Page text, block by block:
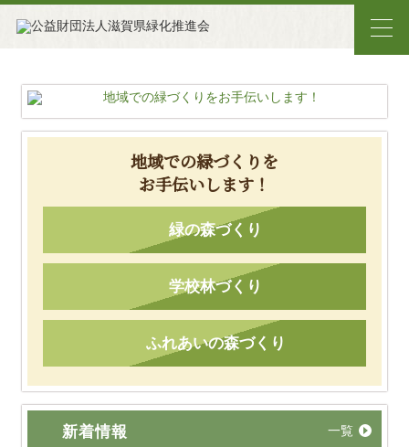
地域での緑づくりを
お手伝いします！
緑の森づくり
学校林づくり
ふれあいの森づくり
新着情報 一覧